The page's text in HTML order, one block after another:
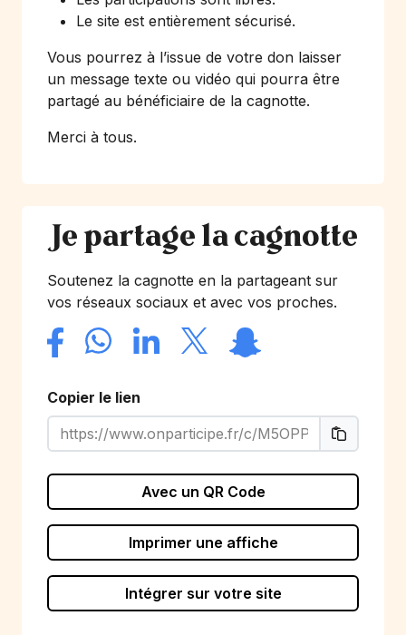
Le site est entièrement sécurisé.
Vous pourrez à l’issue de votre don laisser
un message texte ou vidéo qui pourra être
partagé au bénéficiaire de la cagnotte.
Merci à tous.
Je partage la cagnotte
Soutenez la cagnotte en la partageant sur
vos réseaux sociaux et avec vos proches.
Copier le lien
Avec un QR Code
Imprimer une affiche
Intégrer sur votre site